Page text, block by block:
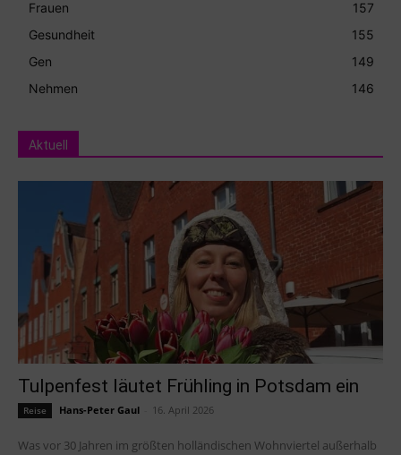
Frauen
157
Gesundheit
155
Gen
149
Nehmen
146
Aktuell
Tulpenfest läutet Frühling in Potsdam ein
Reise Hans-Peter Gaul 16. April 2026
Was vor 30 Jahren im größten holländischen Wohnviertel außerhalb